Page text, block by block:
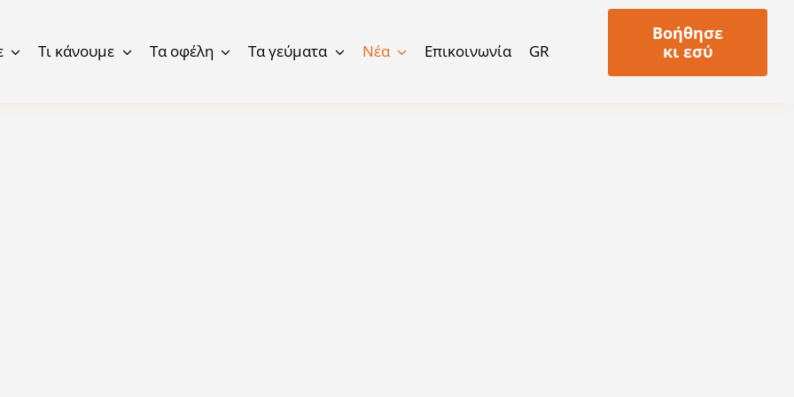
Τι κάνουμε Τα οφέλη Τα γεύματα Νέα Επικοινωνία GR
Βοήθησε
κι εσύ